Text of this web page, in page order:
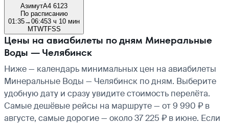
АзимутA4 6123
По расписанию
01:35→06:453 ч 10 мин
MTWTFSS
Цены на авиабилеты по дням Минеральные
Воды — Челябинск
Ниже — календарь минимальных цен на авиабилеты
Минеральные Воды — Челябинск по дням. Выберите
удобную дату и сразу увидите стоимость перелёта.
Самые дешёвые рейсы на маршруте — от 9 990 ₽ в
августе, самые дорогие — около 37 225 ₽ в июне. Если